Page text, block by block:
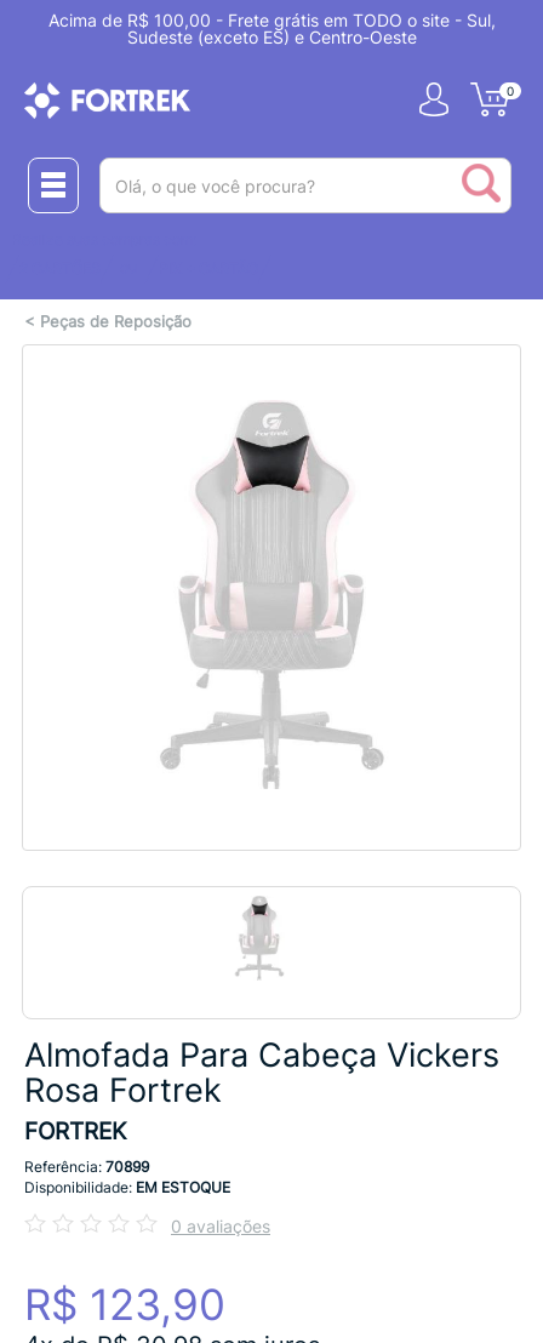
Acima de R$ 100,00 - Frete grátis em TODO o site - Sul,
Sudeste (exceto ES) e Centro-Oeste
0
< Peças de Reposição
Almofada Para Cabeça Vickers
Rosa Fortrek
FORTREK
Referência: 70899
Disponibilidade: EM ESTOQUE
0 avaliações
R$ 123,90